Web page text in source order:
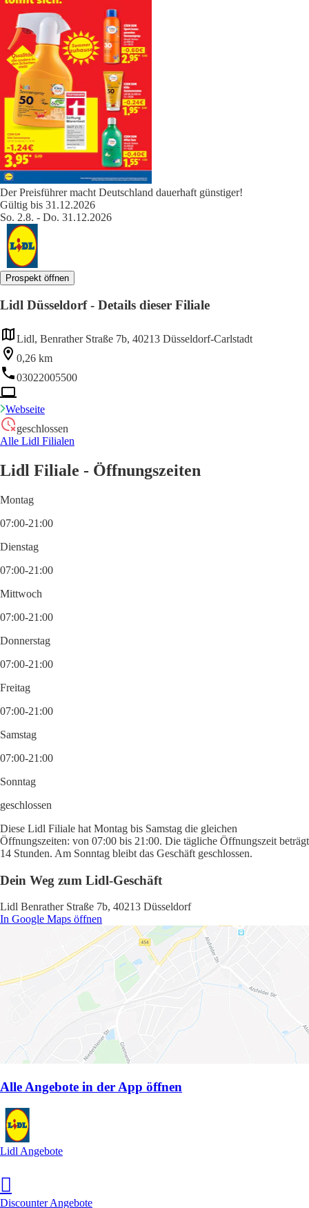
Der Preisführer macht Deutschland dauerhaft günstiger!
Gültig bis 31.12.2026
So. 2.8. - Do. 31.12.2026
Prospekt öffnen
Lidl Düsseldorf - Details dieser Filiale
Lidl, Benrather Straße 7b, 40213 Düsseldorf-Carlstadt
0,26 km
03022005500
Webseite
geschlossen
Alle Lidl Filialen
Lidl Filiale - Öffnungszeiten
Montag
07:00-21:00
Dienstag
07:00-21:00
Mittwoch
07:00-21:00
Donnerstag
07:00-21:00
Freitag
07:00-21:00
Samstag
07:00-21:00
Sonntag
geschlossen
Diese Lidl Filiale hat Montag bis Samstag die gleichen
Öffnungszeiten: von 07:00 bis 21:00. Die tägliche Öffnungszeit beträgt
14 Stunden. Am Sonntag bleibt das Geschäft geschlossen.
Dein Weg zum Lidl-Geschäft
Lidl Benrather Straße 7b, 40213 Düsseldorf
In Google Maps öffnen
Alle Angebote in der App öffnen
Lidl Angebote
Discounter Angebote